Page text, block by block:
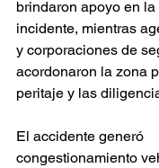
brindaron apoyo en
incidente, mientras
y corporaciones de
acordonaron la zona
peritaje y las
El accidente generó
congestionamiento